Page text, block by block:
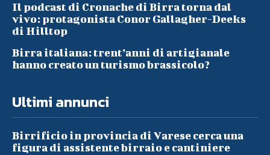
Il podcast di Cronache di Birra torna dal
vivo: protagonista Conor Gallagher-Deeks
di Hilltop
Birra italiana: trent’anni di artigianale
hanno creato un turismo brassicolo?
Ultimi annunci
Birrificio in provincia di Varese cerca una
figura di assistente birraio e cantiniere